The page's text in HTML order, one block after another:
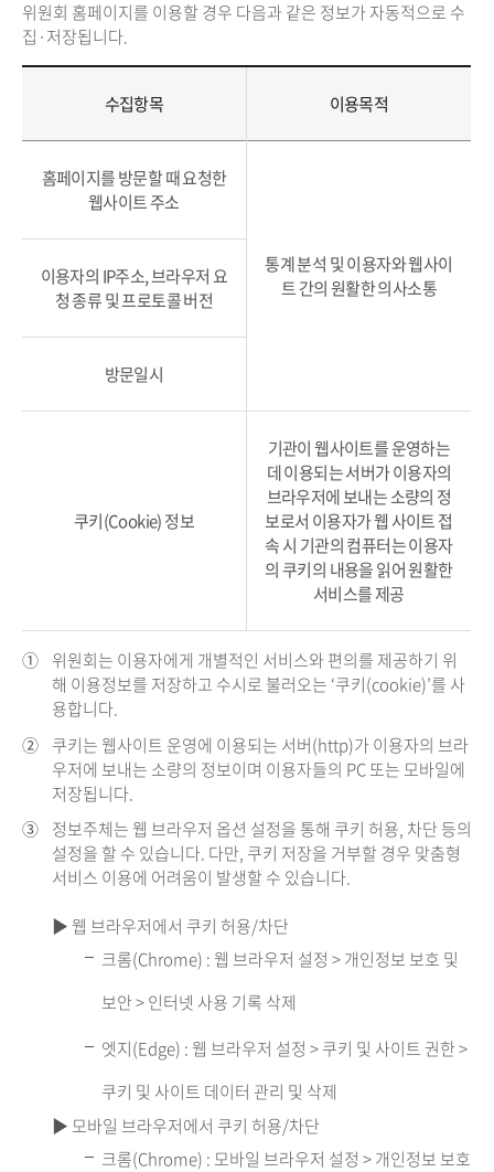
위원회 홈페이지를 이용할 경우 다음과 같은 정보가 자동적으로 수
집·저장됩니다.
수집항목 이용목적
홈페이지를 방문할 때 요청한
웹사이트 주소
통계 분석 및 이용자와 웹사이
트 간의 원활한 의사소통
이용자의 IP주소, 브라우저 요
청 종류 및 프로토콜 버전
방문일시
쿠키(Cookie) 정보
기관이 웹사이트를 운영하는
데 이용되는 서버가 이용자의
브라우저에 보내는 소량의 정
보로서 이용자가 웹 사이트 접
속 시 기관의 컴퓨터는 이용자
의 쿠키의 내용을 읽어 원활한
서비스를 제공
① 위원회는 이용자에게 개별적인 서비스와 편의를 제공하기 위
해 이용정보를 저장하고 수시로 불러오는 ‘쿠키(cookie)’를 사
용합니다.
② 쿠키는 웹사이트 운영에 이용되는 서버(http)가 이용자의 브라
우저에 보내는 소량의 정보이며 이용자들의 PC 또는 모바일에
저장됩니다.
③ 정보주체는 웹 브라우저 옵션 설정을 통해 쿠키 허용, 차단 등의
설정을 할 수 있습니다. 다만, 쿠키 저장을 거부할 경우 맞춤형
서비스 이용에 어려움이 발생할 수 있습니다.
▶ 웹 브라우저에서 쿠키 허용/차단
크롬(Chrome) : 웹 브라우저 설정 > 개인정보 보호 및
보안 > 인터넷 사용 기록 삭제
엣지(Edge) : 웹 브라우저 설정 > 쿠키 및 사이트 권한 >
쿠키 및 사이트 데이터 관리 및 삭제
▶ 모바일 브라우저에서 쿠키 허용/차단
크롬(Chrome) : 모바일 브라우저 설정 > 개인정보 보호